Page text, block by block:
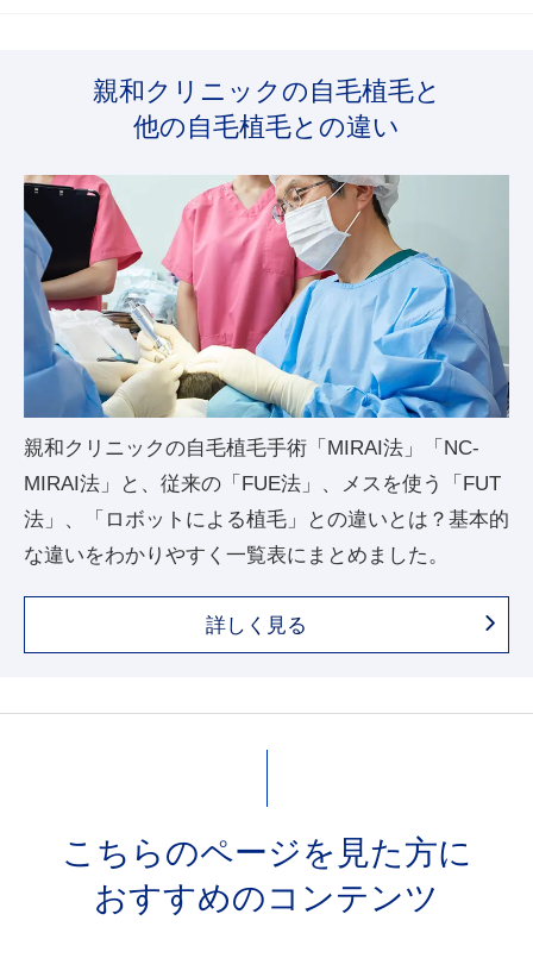
親和クリニックの自毛植毛と
他の自毛植毛との違い
親和クリニックの自毛植毛手術「MIRAI法」「NC-
MIRAI法」と、従来の「FUE法」、メスを使う「FUT
法」、「ロボットによる植毛」との違いとは？基本的
な違いをわかりやすく一覧表にまとめました。
詳しく見る
こちらのページを見た方に
おすすめのコンテンツ